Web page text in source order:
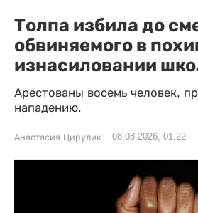
Толпа избила до
обвиняемого в
изнасиловании
Арестованы восемь человек,
нападению.
Анастасия Цирулик 08.08.2026, 01:22